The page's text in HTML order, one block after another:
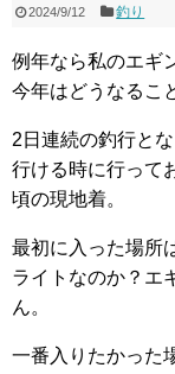
2024/9/12 釣り
例年なら私のエギ
今年はどうなるこ
2日連続の釣行と
行ける時に行って
頃の現地着。
最初に入った場所
ライトなのか？エ
ん。
一番入りたかった